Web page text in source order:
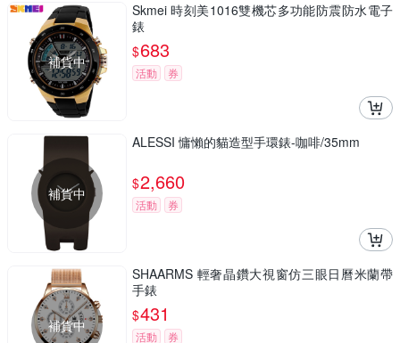
補貨中
Skmei 時刻美1016雙機芯多功能防震防水電子
錶
$683
活動 券
補貨中
ALESSI 慵懶的貓造型手環錶-咖啡/35mm
$2,660
活動 券
補貨中
SHAARMS 輕奢晶鑽大視窗仿三眼日曆米蘭帶
手錶
$431
活動 券